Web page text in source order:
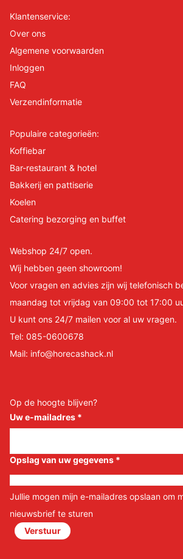
Klantenservice:
Over ons
Algemene voorwaarden
Inloggen
FAQ
Verzendinformatie
Populaire categorieën:
Koffiebar
Bar-restaurant & hotel
Bakkerij en pattiserie
Koelen
Catering bezorging en buffet
Webshop 24/7 open.
Wij hebben geen showroom!
Voor vragen en advies zijn wij telefonisch
maandag tot vrijdag van 09:00 tot 17:00
U kunt ons 24/7 mailen voor al uw vragen.
Tel: 085-0600678
Mail: info@horecashack.nl
Op de hoogte blijven?
Uw e-mailadres *
Opslag van uw gegevens *
Jullie mogen mijn e-mailadres opslaan om
nieuwsbrief te sturen
Verstuur